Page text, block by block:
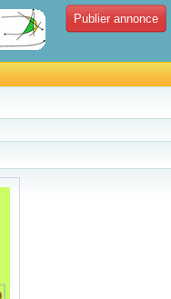
Publier annonce